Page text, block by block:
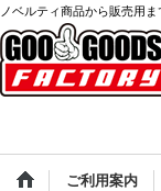
ノベルティ商品から販売用
ご利用案内